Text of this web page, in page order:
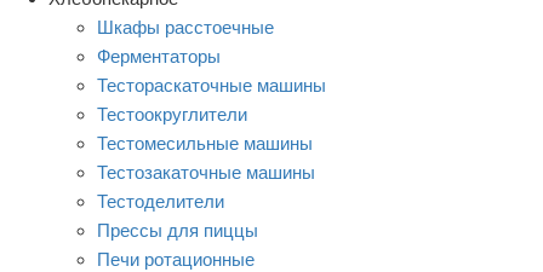
Шкафы расстоечные
Ферментаторы
Тестораскаточные машины
Тестоокруглители
Тестомесильные машины
Тестозакаточные машины
Тестоделители
Прессы для пиццы
Печи ротационные